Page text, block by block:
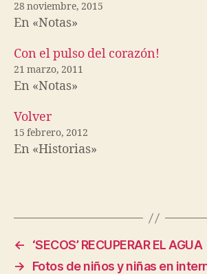
28 noviembre, 2015
En «Notas»
Con el pulso del corazón!
21 marzo, 2011
En «Notas»
Volver
15 febrero, 2012
En «Historias»
←
‘SECOS’ RECUPERAR EL AGUA
→
Fotos de niños y niñas en